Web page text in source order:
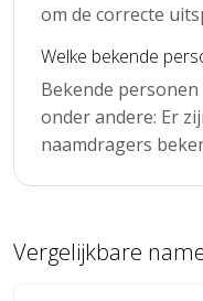
om de correcte
Welke bekende
Bekende
onder andere: Er
naamdragers
Vergelijkbare